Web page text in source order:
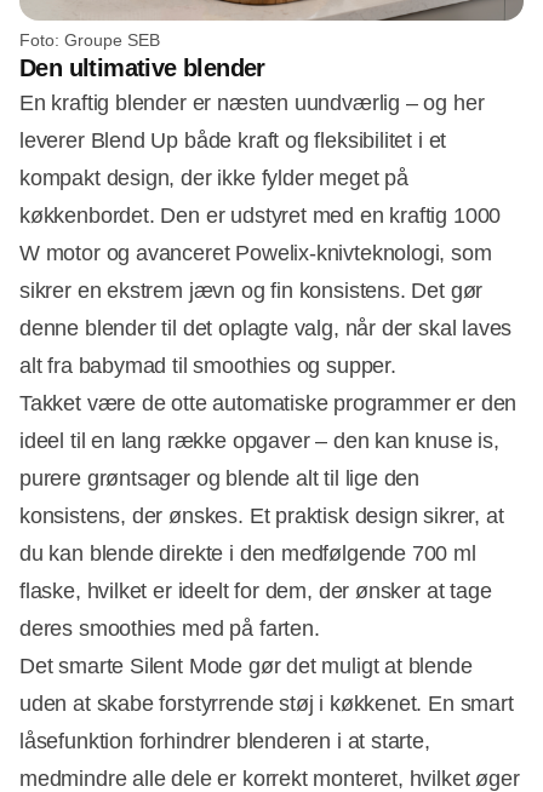
Foto: Groupe SEB
Den ultimative blender
En kraftig blender er næsten uundværlig – og her
leverer Blend Up både kraft og fleksibilitet i et
kompakt design, der ikke fylder meget på
køkkenbordet. Den er udstyret med en kraftig 1000
W motor og avanceret Powelix-knivteknologi, som
sikrer en ekstrem jævn og fin konsistens. Det gør
denne blender til det oplagte valg, når der skal laves
alt fra babymad til smoothies og supper.
Takket være de otte automatiske programmer er den
ideel til en lang række opgaver – den kan knuse is,
purere grøntsager og blende alt til lige den
konsistens, der ønskes. Et praktisk design sikrer, at
du kan blende direkte i den medfølgende 700 ml
flaske, hvilket er ideelt for dem, der ønsker at tage
deres smoothies med på farten.
Det smarte Silent Mode gør det muligt at blende
uden at skabe forstyrrende støj i køkkenet. En smart
låsefunktion forhindrer blenderen i at starte,
medmindre alle dele er korrekt monteret, hvilket øger